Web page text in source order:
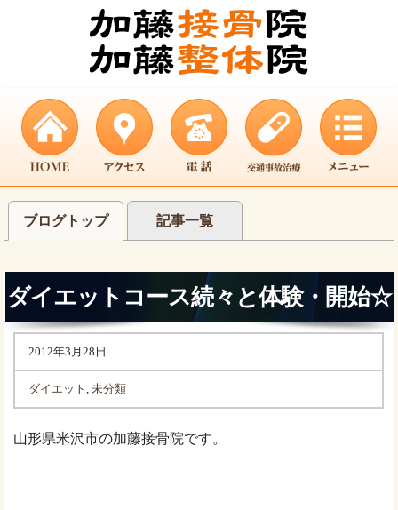
ブログトップ 記事一覧
ダイエットコース続々と体験・開始☆
2012年3月28日
ダイエット,未分類
山形県米沢市の加藤接骨院です。